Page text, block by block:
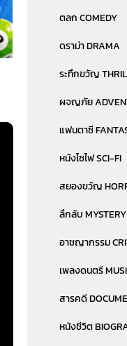
ตลก COMEDY
ดราม่า DRAMA
ระทึกขวัญ
ผจญภัย
แฟนตาซี
หนังไซไฟ SCI-FI
สยองขวัญ
ลึกลับ MYSTERY
อาชญากรรม
เพลงดนตรี
สารคดี
หนังชีวิต